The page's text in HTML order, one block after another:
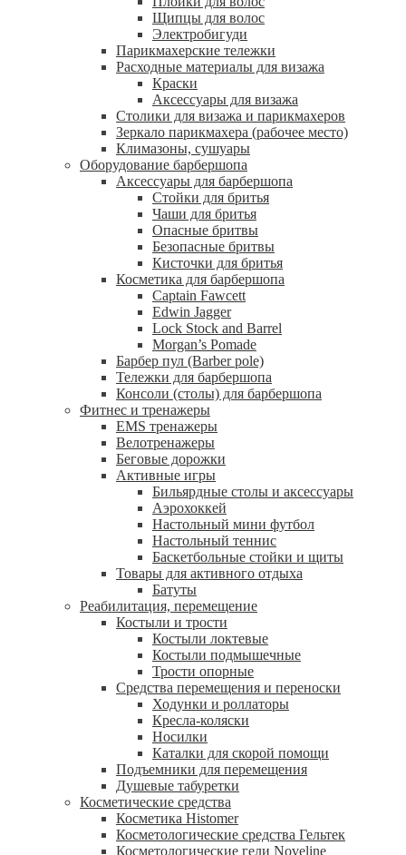
Щипцы для волос
Электробигуди
Парикмахерские тележки
Расходные материалы для визажа
Краски
Аксессуары для визажа
Столики для визажа и парикмахеров
Зеркало парикмахера (рабочее место)
Климазоны, сушуары
Оборудование барбершопа
Аксессуары для барбершопа
Стойки для бритья
Чаши для бритья
Опасные бритвы
Безопасные бритвы
Кисточки для бритья
Косметика для барбершопа
Captain Fawcett
Edwin Jagger
Lock Stock and Barrel
Morgan’s Pomade
Барбер пул (Barber pole)
Тележки для барбершопа
Консоли (столы) для барбершопа
Фитнес и тренажеры
EMS тренажеры
Велотренажеры
Беговые дорожки
Активные игры
Бильярдные столы и аксессуары
Аэрохоккей
Настольный мини футбол
Настольный теннис
Баскетбольные стойки и щиты
Товары для активного отдыха
Батуты
Реабилитация, перемещение
Костыли и трости
Костыли локтевые
Костыли подмышечные
Трости опорные
Средства перемещения и переноски
Ходунки и роллаторы
Кресла-коляски
Носилки
Каталки для скорой помощи
Подъемники для перемещения
Душевые табуретки
Косметические средства
Косметика Histomer
Косметологические средства Гельтек
Косметологические гели Noveline